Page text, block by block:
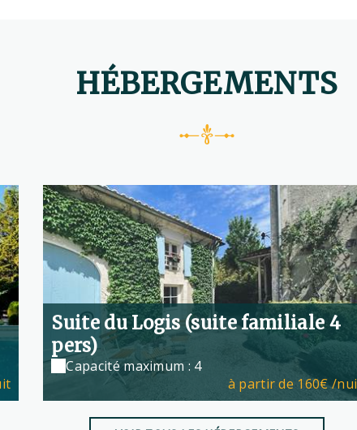
HÉBERGEMENTS
Suite du Logis (suite familiale 4
pers)
Capacité maximum : 4
à partir de 160€/